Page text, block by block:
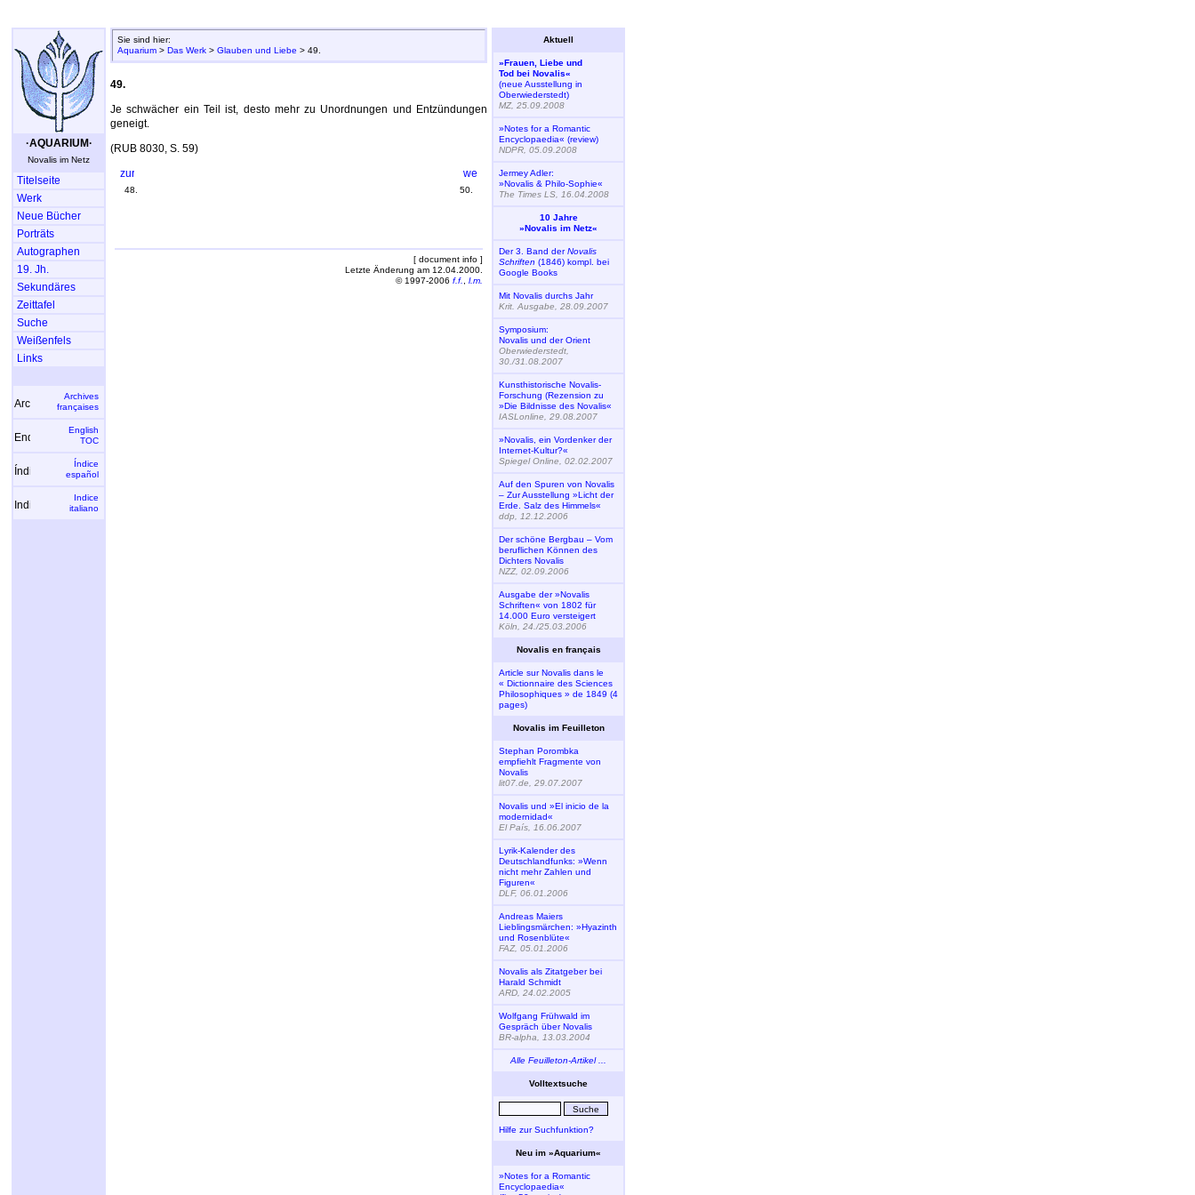
·AQUARIUM·
Novalis im Netz
Titelseite
Werk
Neue Bücher
Porträts
Autographen
19. Jh.
Sekundäres
Zeittafel
Suche
Weißenfels
Links
Archives
françaises
English
TOC
Índice
español
Indice
italiano
Sie sind hier:
Aquarium > Das Werk > Glauben und Liebe > 49.
49.
Je schwächer ein Teil ist, desto mehr zu Unordnungen und Entzündungen
geneigt.
(RUB 8030, S. 59)
48. 50.
[ document info ]
Letzte Änderung am 12.04.2000.
© 1997-2006 f.f. l.m.
Aktuell
»Frauen, Liebe und
Tod bei Novalis«
(neue Ausstellung in
Oberwiederstedt)
MZ, 25.09.2008
»Notes for a Romantic
Encyclopaedia« (review)
NDPR, 05.09.2008
Jermey Adler:
»Novalis & Philo-Sophie«
The Times LS, 16.04.2008
10 Jahre
»Novalis im Netz«
Der 3. Band derNovalis
Schriften (1846) kompl. bei
Google Books
Mit Novalis durchs Jahr
Krit. Ausgabe, 28.09.2007
Symposium:
Novalis und der Orient
Oberwiederstedt,
30./31.08.2007
Kunsthistorische Novalis-
Forschung (Rezension zu
»Die Bildnisse des Novalis«
IASLonline, 29.08.2007
»Novalis, ein Vordenker der
Internet-Kultur?«
Spiegel Online, 02.02.2007
Auf den Spuren von Novalis
– Zur Ausstellung »Licht der
Erde. Salz des Himmels«
ddp, 12.12.2006
Der schöne Bergbau – Vom
beruflichen Können des
Dichters Novalis
NZZ, 02.09.2006
Ausgabe der »Novalis
Schriften« von 1802 für
14.000 Euro versteigert
Köln, 24./25.03.2006
Novalis en français
Article sur Novalis dans le
« Dictionnaire des Sciences
Philosophiques » de 1849 (4
pages)
Novalis im Feuilleton
Stephan Porombka
empfiehlt Fragmente von
Novalis
lit07.de, 29.07.2007
Novalis und »El inicio de la
modernidad«
El País, 16.06.2007
Lyrik-Kalender des
Deutschlandfunks: »Wenn
nicht mehr Zahlen und
Figuren«
DLF, 06.01.2006
Andreas Maiers
Lieblingsmärchen: »Hyazinth
und Rosenblüte«
FAZ, 05.01.2006
Novalis als Zitatgeber bei
Harald Schmidt
ARD, 24.02.2005
Wolfgang Frühwald im
Gespräch über Novalis
BR-alpha, 13.03.2004
Alle Feuilleton-Artikel ...
Volltextsuche
Hilfe zur Suchfunktion?
Neu im »Aquarium«
»Notes for a Romantic
Encyclopaedia«